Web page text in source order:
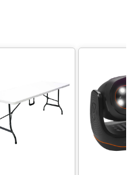
(de forma inalámbrica)